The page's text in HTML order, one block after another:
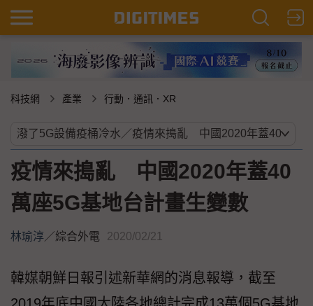
科技網 產業 行動．通訊．XR
疫情來搗亂 中國2020年蓋40
萬座5G基地台計畫生變數
林瑜淳／綜合外電 2020/02/21
韓媒朝鮮日報引述新華網的消息報導，截至